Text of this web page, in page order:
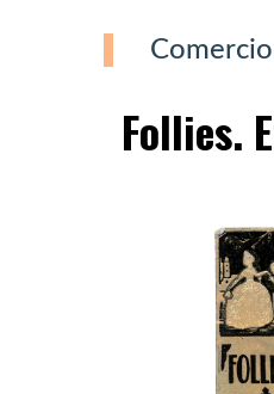
Comercio
Follies.